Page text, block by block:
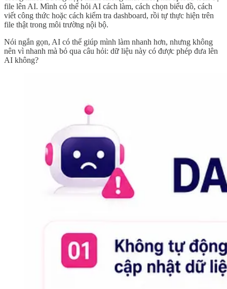
file lên AI. Mình có thể hỏi AI cách làm, cách chọn biểu đồ, cách
viết công thức hoặc cách kiểm tra dashboard, rồi tự thực hiện trên
file thật trong môi trường nội bộ.
Nói ngắn gọn, AI có thể giúp mình làm nhanh hơn, nhưng không
nên vì nhanh mà bỏ qua câu hỏi: dữ liệu này có được phép đưa lên
AI không?